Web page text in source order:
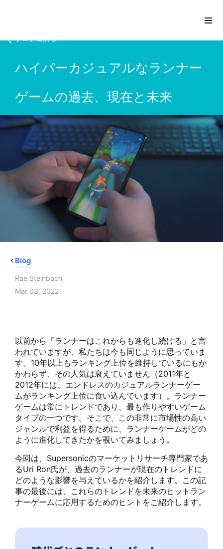
Please
This
includes
an
accessibility
system.
ハイパーカジュアルなランナー
ゲームの過去、現在と未来
Blog
Rae Steinbach
Mar 03, 2022
以前から「ランナーはこれからも進化し続ける」と言
われていますが、私たちは今も同じように思っていま
す。10年以上もランキング上位を維持しているにもか
かわらず、その人気は衰えていません（2011年と
2012年には、エンドレスのカジュアルランナーゲー
ムがランキング上位に食い込んでいます）。ランナー
ゲームは常にトレンドであり、最も作りやすいゲーム
タイプの一つです。そこで、この非常に市場性の高い
ジャンルで利益を得るために、ランナーゲームがどの
ように進化してきたかを覗いてみましょう。
今回は、Supersonicのマーケットリサーチ専門家であ
るUri Ron氏が、過去のランナーが現在のトレンドに
どのような影響を与えているかを紹介します。この記
事の最後には、これらのトレンドを未来のヒットラン
ナーゲームに応用するためのヒントをご紹介します。